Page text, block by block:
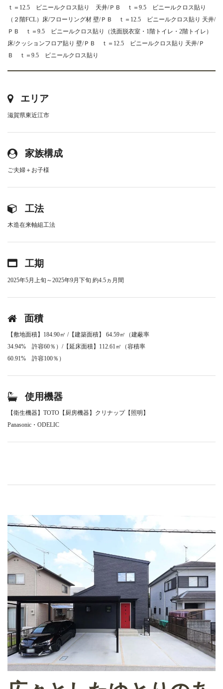
ｔ＝12.5 ビニールクロス貼り 天井/ＰＢ ｔ＝9.5 ビニールクロス貼り
（２階FCL）床/フローリング材 壁/ＰＢ ｔ＝12.5 ビニールクロス貼り 天井/
ＰＢ ｔ＝9.5 ビニールクロス貼り（洗面脱衣室・1階トイレ・2階トイレ）
床/クッションフロア貼り 壁/ＰＢ ｔ＝12.5 ビニールクロス貼り 天井/Ｐ
Ｂ ｔ＝9.5 ビニールクロス貼り
エリア
滋賀県東近江市
家族構成
ご夫婦＋お子様
工法
木造在来軸組工法
工期
2025年5月上旬～2025年9月下旬 約4.5ヵ月間
面積
【敷地面積】184.90㎡ /【建築面積】 64.59㎡（建蔽率
34.94% 許容60％）/【延床面積】112.61㎡（容積率
60.91% 許容100％）
使用機器
【衛生機器】TOTO【厨房機器】クリナップ【照明】
Panasonic・ODELIC